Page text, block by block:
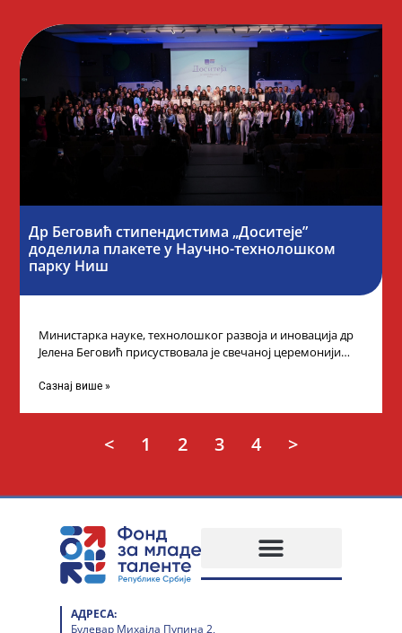
Др Беговић стипендистима „Доситеје”
доделила плакете у Научно-технолошком
парку Ниш
Министарка науке, технолошког развоја и иновација др
Јелена Беговић присуствовала је свечаној церемонији
„Доситеја” Фонда
Сазнај више »
< 1 2 3 4 >
АДРЕСА:
Булевар Михајла Пупина 2,